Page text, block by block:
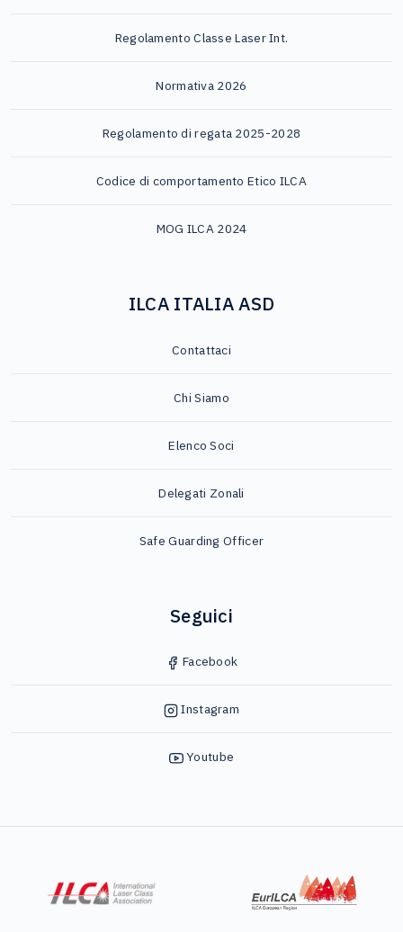
Regolamento Classe Laser Int.
Normativa 2026
Regolamento di regata 2025-2028
Codice di comportamento Etico ILCA
MOG ILCA 2024
ILCA ITALIA ASD
Contattaci
Chi Siamo
Elenco Soci
Delegati Zonali
Safe Guarding Officer
Seguici
Facebook
Instagram
Youtube